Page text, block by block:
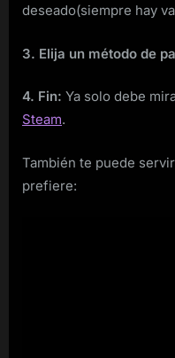
deseado(siempre hay
3. Elija un método de
4. Fin: Ya solo debe
Steam.
También te puede
prefiere: